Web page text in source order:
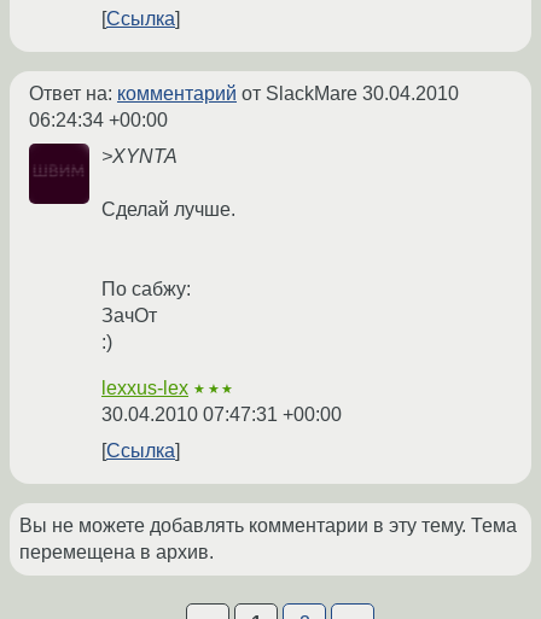
Ссылка
Ответ на: комментарий от SlackMare 30.04.2010
06:24:34 +00:00
>XYNTA
Сделай лучше.
По сабжу:
ЗачОт
:)
lexxus-lex ★★★
30.04.2010 07:47:31 +00:00
Ссылка
Вы не можете добавлять комментарии в эту тему. Тема
перемещена в архив.